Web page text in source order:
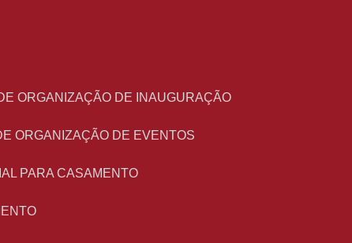
DE ORGANIZAÇÃO DE INAUGURAÇÃO
ORGANIZAÇÃO DE EVENTOS
PARA CASAMENTO